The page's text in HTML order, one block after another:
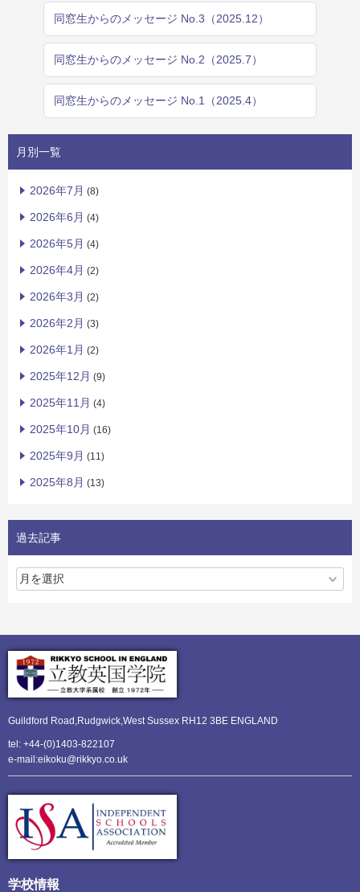
同窓生からのメッセージ No.3（2025.12）
同窓生からのメッセージ No.2（2025.7）
同窓生からのメッセージ No.1（2025.4）
月別一覧
2026年7月 (8)
2026年6月 (4)
2026年5月 (4)
2026年4月 (2)
2026年3月 (2)
2026年2月 (3)
2026年1月 (2)
2025年12月 (9)
2025年11月 (4)
2025年10月 (16)
2025年9月 (11)
2025年8月 (13)
過去記事
Guildford Road,Rudgwick,West Sussex RH12 3BE ENGLAND
tel: +44-(0)1403-822107
e-mail:eikoku@rikkyo.co.uk
学校情報